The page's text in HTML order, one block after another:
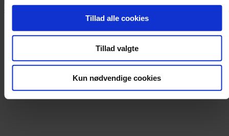
Tillad alle cookies
Tillad valgte
Kun nødvendige cookies